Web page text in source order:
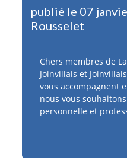
publié le 07
Rousselet
Chers membres de
Joinvillais et
vous accompagnent
nous vous
personnelle et